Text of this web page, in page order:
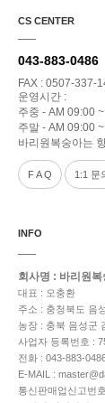
CS CENTER
043-883-0486
FAX : 0507-337-
운영시간 :
주중 - AM 09:00
주말 - AM 09:00
바리원복숭아는
F A Q 1:1 문
INFO
회사명 : 바리원복
대표 : 오충환
주소 : 충청북도 음
농장 : 충북 음성군
사업자 등록번호 :
전화 : 043-883-
E-MAIL :
통신판매업신고번